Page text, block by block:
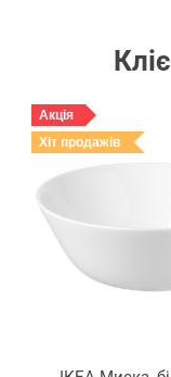
Акція
Хіт продажів